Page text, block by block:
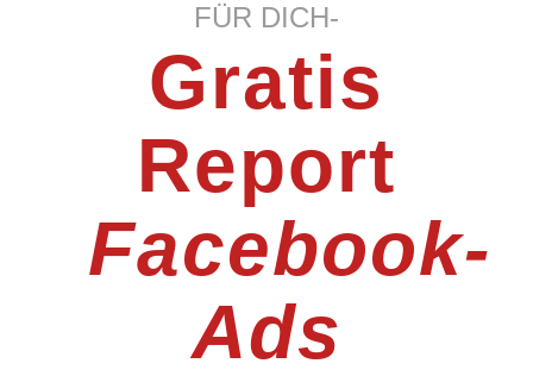
FÜR DICH-
Gratis
Report
Facebook-
Ads